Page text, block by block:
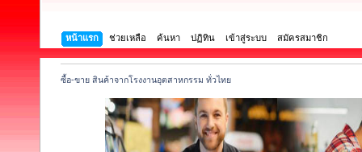
หน้าแรก ช่วยเหลือ ค้นหา ปฏิทิน เข้าสู่ระบบ สมัครสมาชิก
ซื้อ-ขาย สินค้าจากโรงงานอุตสาหกรรม ทั่วไทย